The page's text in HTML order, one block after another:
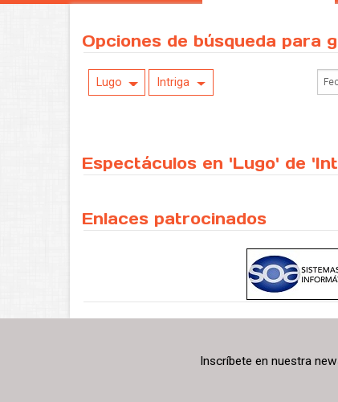
Opciones de búsqueda para
Lugo Intriga
Espectáculos en 'Lugo' de
Enlaces patrocinados
Inscríbete en nuestra